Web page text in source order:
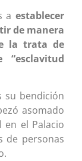
a establecer
de manera
la trata de
su bendición
asomado
el Palacio
de personas